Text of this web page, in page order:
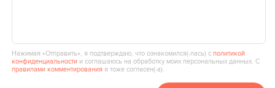
Нажимая «Отправить», я подтверждаю, что ознакомился(‑лась) сполитикой
конфиденциальности и соглашаюсь на обработку моих персональных данных. С
правилами комментирования я тоже согласен(‑а).